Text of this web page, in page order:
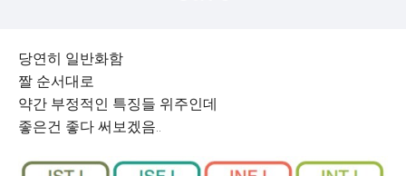
당연히 일반화함
짤 순서대로
약간 부정적인 특징들 위주인데
좋은건 좋다 써보겠음..